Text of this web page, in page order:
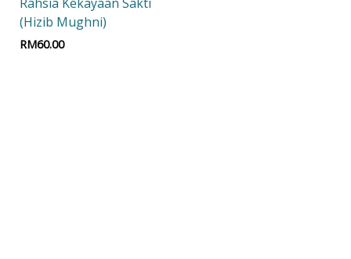
(Hizib Mughni)
RM60.00